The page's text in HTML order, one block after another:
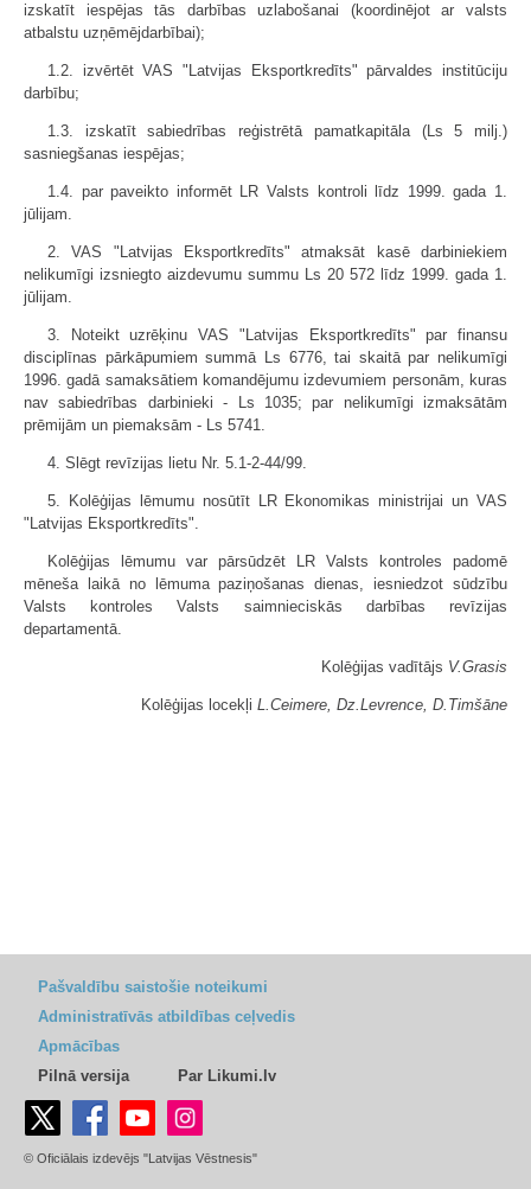
izskatīt iespējas tās darbības uzlabošanai (koordinējot ar valsts
atbalstu uzņēmējdarbībai);
1.2. izvērtēt VAS "Latvijas Eksportkredīts" pārvaldes institūciju
darbību;
1.3. izskatīt sabiedrības reģistrētā pamatkapitāla (Ls 5 milj.)
sasniegšanas iespējas;
1.4. par paveikto informēt LR Valsts kontroli līdz 1999. gada 1.
jūlijam.
2. VAS "Latvijas Eksportkredīts" atmaksāt kasē darbiniekiem
nelikumīgi izsniegto aizdevumu summu Ls 20 572 līdz 1999. gada 1.
jūlijam.
3. Noteikt uzrēķinu VAS "Latvijas Eksportkredīts" par finansu
disciplīnas pārkāpumiem summā Ls 6776, tai skaitā par nelikumīgi
1996. gadā samaksātiem komandējumu izdevumiem personām, kuras
nav sabiedrības darbinieki - Ls 1035; par nelikumīgi izmaksātām
prēmijām un piemaksām - Ls 5741.
4. Slēgt revīzijas lietu Nr. 5.1-2-44/99.
5. Kolēģijas lēmumu nosūtīt LR Ekonomikas ministrijai un VAS
"Latvijas Eksportkredīts".
Kolēģijas lēmumu var pārsūdzēt LR Valsts kontroles padomē
mēneša laikā no lēmuma paziņošanas dienas, iesniedzot sūdzību
Valsts kontroles Valsts saimnieciskās darbības revīzijas
departamentā.
Kolēģijas vadītājs V.Grasis
Kolēģijas locekļi L.Ceimere, Dz.Levrence, D.Timšāne
Pašvaldību saistošie noteikumi
Administratīvās atbildības ceļvedis
Apmācības
Pilnā versija
Par Likumi.lv
© Oficiālais izdevējs "Latvijas Vēstnesis"